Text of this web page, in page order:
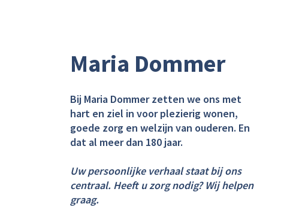
Maria Dommer
Bij Maria Dommer zetten we ons met
hart en ziel in voor plezierig wonen,
goede zorg en welzijn van ouderen. En
dat al meer dan 180 jaar.
Uw persoonlijke verhaal staat bij ons
centraal. Heeft u zorg nodig? Wij helpen
graag.